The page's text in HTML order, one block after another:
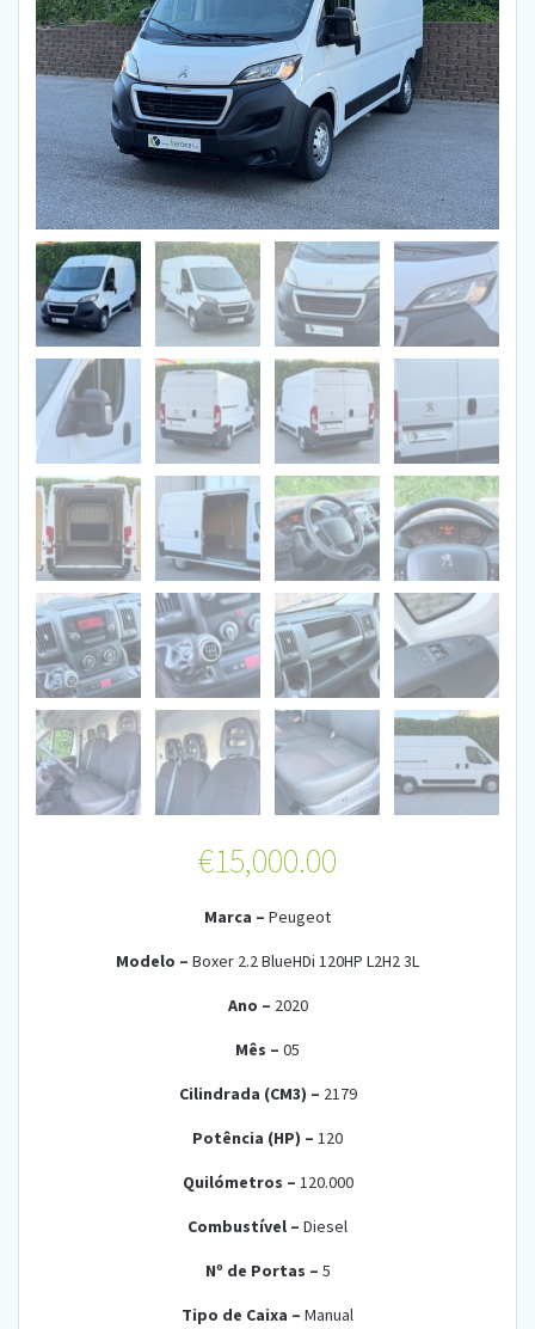
€15,000.00
Marca – Peugeot
Modelo – Boxer 2.2 BlueHDi 120HP L2H2 3L
Ano – 2020
Mês – 05
Cilindrada (CM3) – 2179
Potência (HP) – 120
Quilómetros – 120.000
Combustível – Diesel
Nº de Portas – 5
Tipo de Caixa – Manual